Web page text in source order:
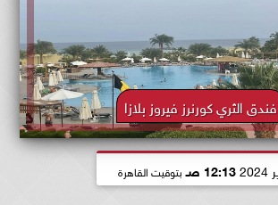
فندق الثري كورنرز فيروز بلازا
12:13 صـ بتوقيت القاهرة